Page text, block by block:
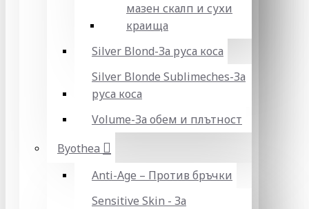
мазен скалп и сухи
краища
Silver Blond-За руса коса
Silver Blonde Sublіmeches-За
руса коса
Volume-За обем и плътност
Byothea
Anti-Age – Против бръчки
Sensitive Skin - За